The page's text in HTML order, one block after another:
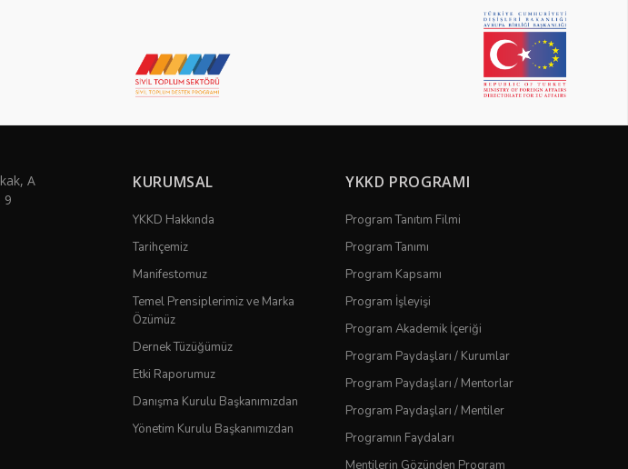
A
9
KURUMSAL
YKKD Hakkında
Tarihçemiz
Manifestomuz
Temel Prensiplerimiz ve Marka
Özümüz
Dernek Tüzüğümüz
Etki Raporumuz
Danışma Kurulu Başkanımızdan
Yönetim Kurulu Başkanımızdan
YKKD PROGRAMI
Program Tanıtım Filmi
Program Tanımı
Program Kapsamı
Program İşleyişi
Program Akademik İçeriği
Program Paydaşları / Kurumlar
Program Paydaşları / Mentorlar
Program Paydaşları / Mentiler
Programın Faydaları
Mentilerin Gözünden Program